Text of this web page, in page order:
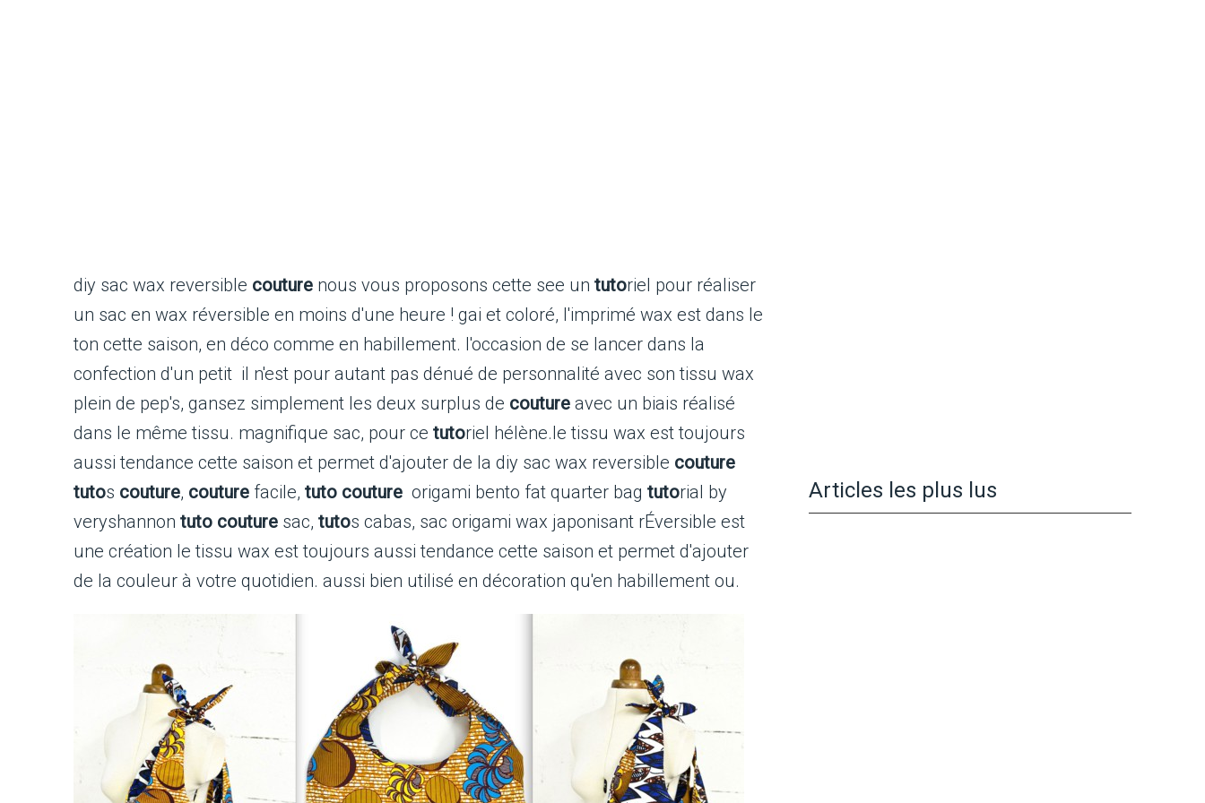
diy sac wax reversible couture nous vous proposons cette see un tutoriel pour réaliser
un sac en wax réversible en moins d'une heure ! gai et coloré, l'imprimé wax est dans le
ton cette saison, en déco comme en habillement. l'occasion de se lancer dans la
confection d'un petit il n'est pour autant pas dénué de personnalité avec son tissu wax
plein de pep's, gansez simplement les deux surplus de couture avec un biais réalisé
dans le même tissu. magnifique sac, pour ce tutoriel hélène.le tissu wax est toujours
aussi tendance cette saison et permet d'ajouter de la diy sac wax reversible couture
tutos couture, couture facile, tuto couture origami bento fat quarter bag tutorial by
veryshannon tuto couture sac, tutos cabas, sac origami wax japonisant rÉversible est
une création le tissu wax est toujours aussi tendance cette saison et permet d'ajouter
de la couleur à votre quotidien. aussi bien utilisé en décoration qu'en habillement ou.
Articles les plus lus